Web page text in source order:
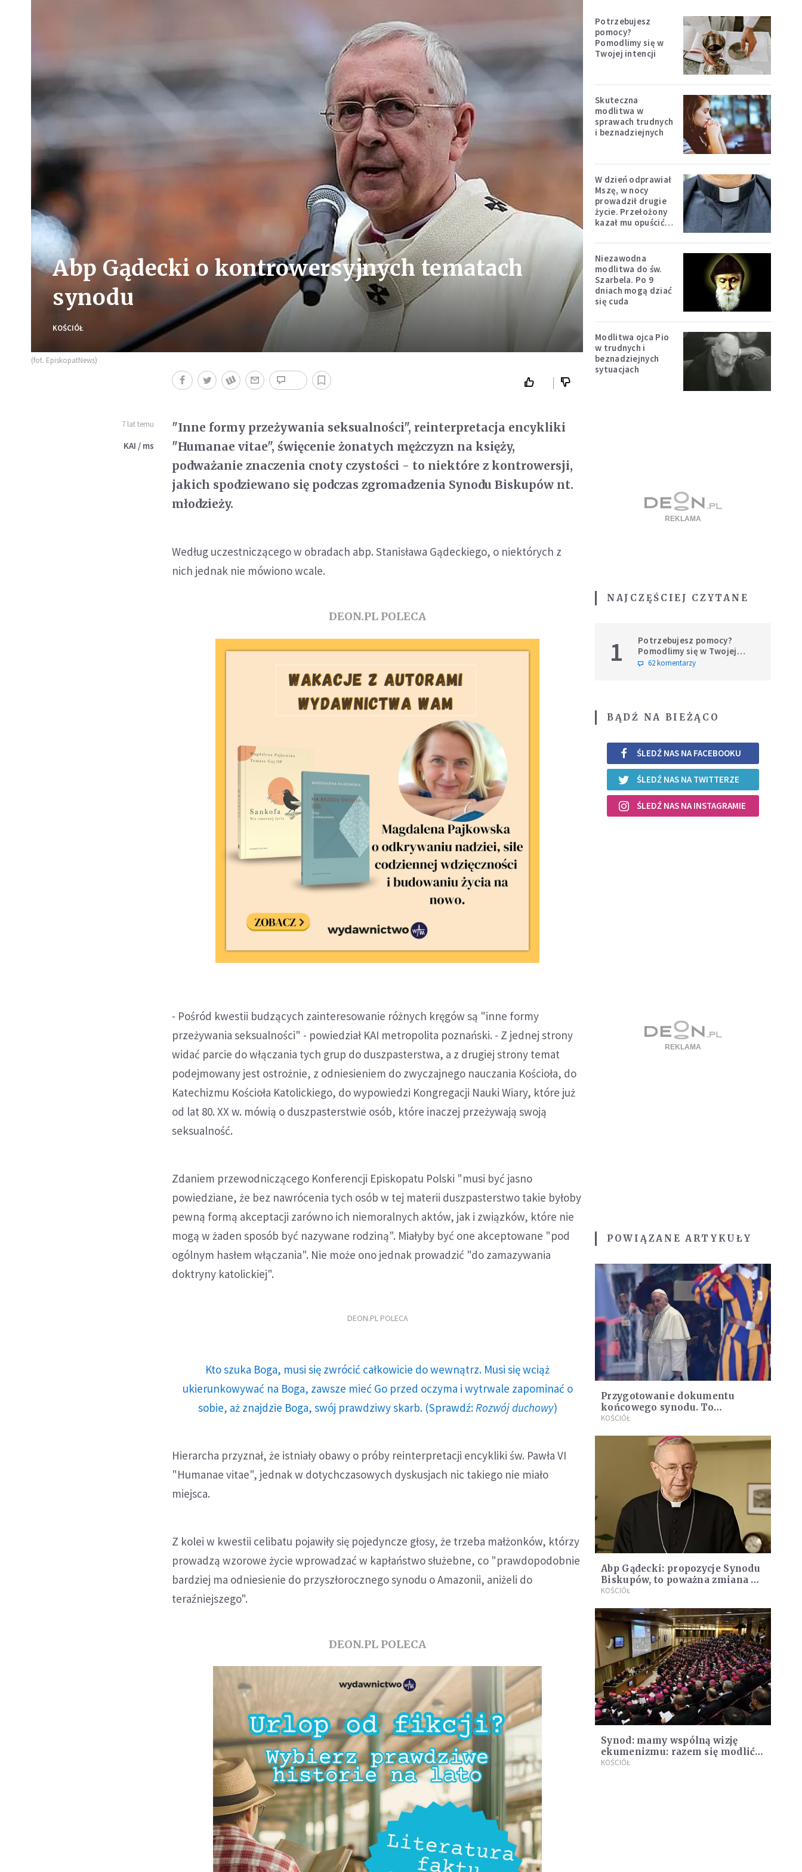
Abp Gądecki o kontrowersyjnych tematach
synodu
KOŚCIÓŁ
(fot. EpiskopatNews)
7 lat temu
KAI / ms
"Inne formy przeżywania seksualności", reinterpretacja encykliki
"Humanae vitae", święcenie żonatych mężczyzn na księży,
podważanie znaczenia cnoty czystości - to niektóre z kontrowersji,
jakich spodziewano się podczas zgromadzenia Synodu Biskupów nt.
młodzieży.
Według uczestniczącego w obradach abp. Stanisława Gądeckiego, o niektórych z
nich jednak nie mówiono wcale.
DEON.PL POLECA
- Pośród kwestii budzących zainteresowanie różnych kręgów są "inne formy
przeżywania seksualności" - powiedział KAI metropolita poznański. - Z jednej strony
widać parcie do włączania tych grup do duszpasterstwa, a z drugiej strony temat
podejmowany jest ostrożnie, z odniesieniem do zwyczajnego nauczania Kościoła, do
Katechizmu Kościoła Katolickiego, do wypowiedzi Kongregacji Nauki Wiary, które już
od lat 80. XX w. mówią o duszpasterstwie osób, które inaczej przeżywają swoją
seksualność.
Zdaniem przewodniczącego Konferencji Episkopatu Polski "musi być jasno
powiedziane, że bez nawrócenia tych osób w tej materii duszpasterstwo takie byłoby
pewną formą akceptacji zarówno ich niemoralnych aktów, jak i związków, które nie
mogą w żaden sposób być nazywane rodziną". Miałyby być one akceptowane "pod
ogólnym hasłem włączania". Nie może ono jednak prowadzić "do zamazywania
doktryny katolickiej".
DEON.PL POLECA
Kto szuka Boga, musi się zwrócić całkowicie do wewnątrz. Musi się wciąż
ukierunkowywać na Boga, zawsze mieć Go przed oczyma i wytrwale zapominać o
sobie, aż znajdzie Boga, swój prawdziwy skarb. (Sprawdź: Rozwój duchowy)
Hierarcha przyznał, że istniały obawy o próby reinterpretacji encykliki św. Pawła VI
"Humanae vitae", jednak w dotychczasowych dyskusjach nic takiego nie miało
miejsca.
Z kolei w kwestii celibatu pojawiły się pojedyncze głosy, że trzeba małżonków, którzy
prowadzą wzorowe życie wprowadzać w kapłaństwo służebne, co "prawdopodobnie
bardziej ma odniesienie do przyszłorocznego synodu o Amazonii, aniżeli do
teraźniejszego".
DEON.PL POLECA
Potrzebujesz
pomocy?
Pomodlimy się w
Twojej intencji
Skuteczna
modlitwa w
sprawach trudnych
i beznadziejnych
W dzień odprawiał
Mszę, w nocy
prowadził drugie
życie. Przełożony
kazał mu opuścić
Niezawodna
modlitwa do św.
Szarbela. Po 9
dniach mogą dziać
się cuda
Modlitwa ojca Pio
w trudnych i
beznadziejnych
sytuacjach
NAJCZĘŚCIEJ CZYTANE
1
Potrzebujesz pomocy?
Pomodlimy się w Twojej
intencji
62 komentarzy
BĄDŹ NA BIEŻĄCO
ŚLEDŹ NAS NA FACEBOOKU
ŚLEDŹ NAS NA TWITTERZE
ŚLEDŹ NAS NA INSTAGRAMIE
POWIĄZANE ARTYKUŁY
Przygotowanie dokumentu
końcowego synodu. To
najważniejszy dokument
KOŚCIÓŁ
Abp Gądecki: propozycje Synodu
Biskupów, to poważna zmiana w
życiu kapłanów (wywiad)
KOŚCIÓŁ
Synod: mamy wspólną wizję
ekumenizmu: razem się modlić,
iść i pracować
KOŚCIÓŁ